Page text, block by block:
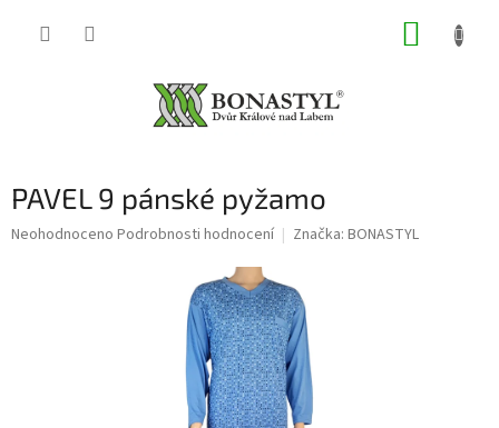
PAVEL 9 pánské pyžamo
Průměrné
Neohodnoceno Podrobnosti hodnocení Značka: BONASTYL